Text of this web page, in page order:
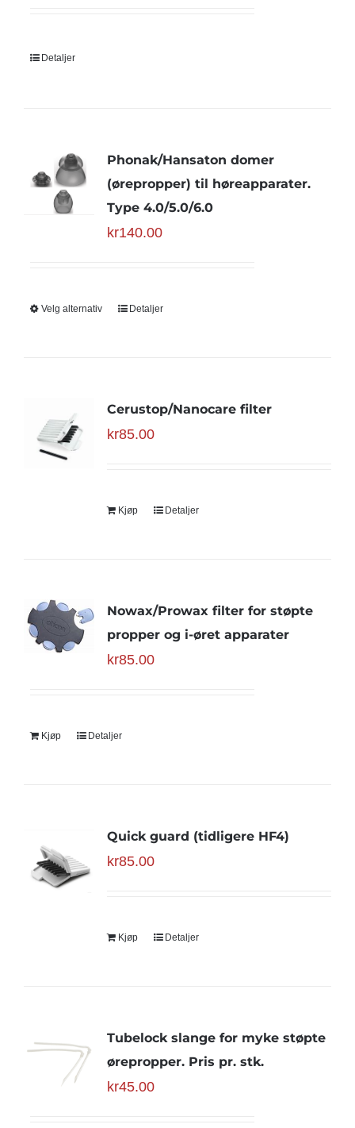
Detaljer
Phonak/Hansaton domer
(ørepropper) til høreapparater.
Type 4.0/5.0/6.0
kr140.00
Velg alternativ Detaljer
Cerustop/Nanocare filter
kr85.00
Kjøp Detaljer
Nowax/Prowax filter for støpte
propper og i-øret apparater
kr85.00
Kjøp Detaljer
Quick guard (tidligere HF4)
kr85.00
Kjøp Detaljer
Tubelock slange for myke støpte
ørepropper. Pris pr. stk.
kr45.00